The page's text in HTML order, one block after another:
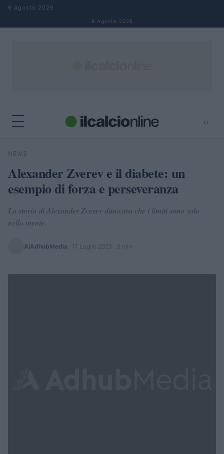
Salta al contenuto
6 Agosto 2026
6 Agosto 2026
⌕
Cerca
NEWS
Alexander Zverev e il diabete: un
esempio di forza e perseveranza
La storia di Alexander Zverev dimostra che i limiti sono solo
nella mente.
AiAdhubMedia 17 Luglio 2025 · 3 min